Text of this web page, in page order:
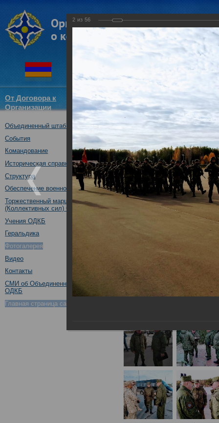
От Договора к
Организации
Структура
ОДКБ
Объединенный штаб ОДКБ
События
Командование
Историческая справка
Структура
Обеспечение военной безопасности
Торжественный марш Войск
(Коллективных сил) ОДКБ
Учения ОДКБ
Геральдика
Фотогалерея
Видео
Контакты
СМИ об Объединенном штабе
ОДКБ
Главная страница сайта ОДКБ
совместное учение с КСОР
"Мулино", Нижегородская
16.10.2019
2 из 56